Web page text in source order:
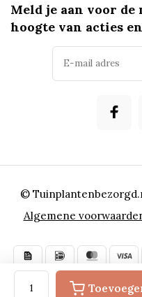
Meld je aan voor
hoogte van acties
Algemene
©